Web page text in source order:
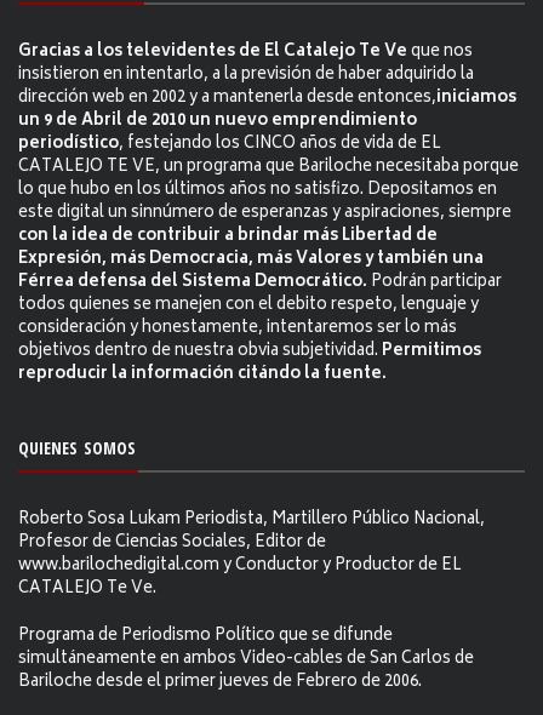
Gracias a los televidentes de El Catalejo Te Veque nos
insistieron en intentarlo, a la previsión de haber adquirido la
dirección web en 2002 y a mantenerla desde entonces,iniciamos
un 9 de Abril de 2010 un nuevo emprendimiento
periodístico, festejando los CINCO años de vida de EL
CATALEJO TE VE, un programa que Bariloche necesitaba porque
lo que hubo en los últimos años no satisfizo. Depositamos en
este digital un sinnúmero de esperanzas y aspiraciones, siempre
con la idea de contribuir a brindar más Libertad de
Expresión, más Democracia, más Valores y también una
Férrea defensa del Sistema Democrático. Podrán participar
todos quienes se manejen con el debito respeto, lenguaje y
consideración y honestamente, intentaremos ser lo más
objetivos dentro de nuestra obvia subjetividad. Permitimos
reproducir la información citándo la fuente.
QUIENES SOMOS
Roberto Sosa Lukam Periodista, Martillero Público Nacional,
Profesor de Ciencias Sociales, Editor de
www.barilochedigital.com y Conductor y Productor de EL
CATALEJO Te Ve.
Programa de Periodismo Político que se difunde
simultáneamente en ambos Video-cables de San Carlos de
Bariloche desde el primer jueves de Febrero de 2006.